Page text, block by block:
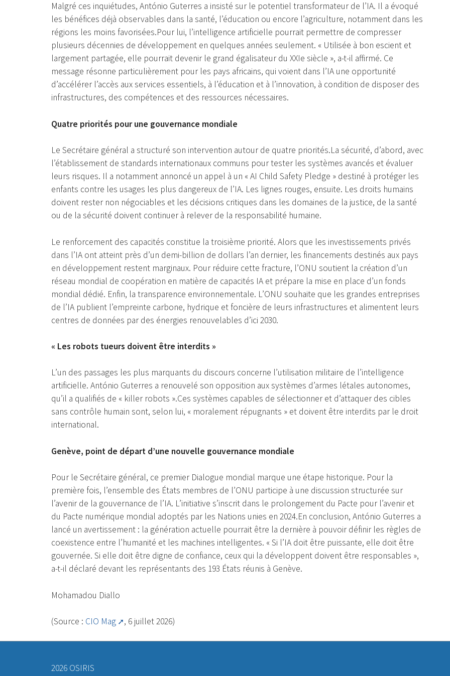
Malgré ces inquiétudes, António Guterres a insisté sur le potentiel transformateur de l’IA. Il a évoqué
les bénéfices déjà observables dans la santé, l’éducation ou encore l’agriculture, notamment dans les
régions les moins favorisées.Pour lui, l’intelligence artificielle pourrait permettre de compresser
plusieurs décennies de développement en quelques années seulement. « Utilisée à bon escient et
largement partagée, elle pourrait devenir le grand égalisateur du XXIe siècle », a-t-il affirmé. Ce
message résonne particulièrement pour les pays africains, qui voient dans l’IA une opportunité
d’accélérer l’accès aux services essentiels, à l’éducation et à l’innovation, à condition de disposer des
infrastructures, des compétences et des ressources nécessaires.
Quatre priorités pour une gouvernance mondiale
Le Secrétaire général a structuré son intervention autour de quatre priorités.La sécurité, d’abord, avec
l’établissement de standards internationaux communs pour tester les systèmes avancés et évaluer
leurs risques. Il a notamment annoncé un appel à un « AI Child Safety Pledge » destiné à protéger les
enfants contre les usages les plus dangereux de l’IA. Les lignes rouges, ensuite. Les droits humains
doivent rester non négociables et les décisions critiques dans les domaines de la justice, de la santé
ou de la sécurité doivent continuer à relever de la responsabilité humaine.
Le renforcement des capacités constitue la troisième priorité. Alors que les investissements privés
dans l’IA ont atteint près d’un demi-billion de dollars l’an dernier, les financements destinés aux pays
en développement restent marginaux. Pour réduire cette fracture, l’ONU soutient la création d’un
réseau mondial de coopération en matière de capacités IA et prépare la mise en place d’un fonds
mondial dédié. Enfin, la transparence environnementale. L’ONU souhaite que les grandes entreprises
de l’IA publient l’empreinte carbone, hydrique et foncière de leurs infrastructures et alimentent leurs
centres de données par des énergies renouvelables d’ici 2030.
« Les robots tueurs doivent être interdits »
L’un des passages les plus marquants du discours concerne l’utilisation militaire de l’intelligence
artificielle. António Guterres a renouvelé son opposition aux systèmes d’armes létales autonomes,
qu’il a qualifiés de « killer robots ».Ces systèmes capables de sélectionner et d’attaquer des cibles
sans contrôle humain sont, selon lui, « moralement répugnants » et doivent être interdits par le droit
international.
Genève, point de départ d’une nouvelle gouvernance mondiale
Pour le Secrétaire général, ce premier Dialogue mondial marque une étape historique. Pour la
première fois, l’ensemble des États membres de l’ONU participe à une discussion structurée sur
l’avenir de la gouvernance de l’IA. L’initiative s’inscrit dans le prolongement du Pacte pour l’avenir et
du Pacte numérique mondial adoptés par les Nations unies en 2024.En conclusion, António Guterres a
lancé un avertissement : la génération actuelle pourrait être la dernière à pouvoir définir les règles de
coexistence entre l’humanité et les machines intelligentes. « Si l’IA doit être puissante, elle doit être
gouvernée. Si elle doit être digne de confiance, ceux qui la développent doivent être responsables »,
a-t-il déclaré devant les représentants des 193 États réunis à Genève.
Mohamadou Diallo
(Source : CIO Mag , 6 juillet 2026)
2026 OSIRIS